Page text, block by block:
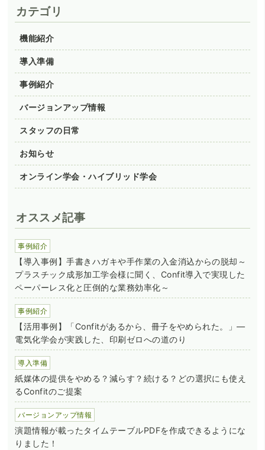
カテゴリ
機能紹介
導入準備
事例紹介
バージョンアップ情報
スタッフの日常
お知らせ
オンライン学会・ハイブリッド学会
オススメ記事
事例紹介
【導入事例】手書きハガキや手作業の入金消込からの脱却～
プラスチック成形加工学会様に聞く、Confit導入で実現した
ペーパーレス化と圧倒的な業務効率化～
事例紹介
【活用事例】「Confitがあるから、冊子をやめられた。」―
電気化学会が実践した、印刷ゼロへの道のり
導入準備
紙媒体の提供をやめる？減らす？続ける？どの選択にも使え
るConfitのご提案
バージョンアップ情報
演題情報が載ったタイムテーブルPDFを作成できるようにな
りました！